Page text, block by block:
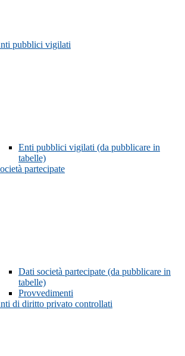
pubblici vigilati
Enti pubblici vigilati (da pubblicare in
tabelle)
partecipate
Dati società partecipate (da pubblicare in
tabelle)
Provvedimenti
di diritto privato controllati